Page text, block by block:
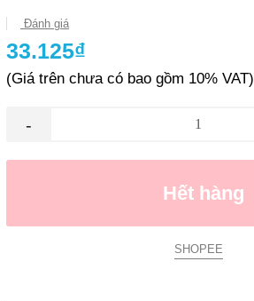
Đánh giá
33.125₫
(Giá trên chưa có bao gồm 10% VAT)
-
Hết hàng
SHOPEE